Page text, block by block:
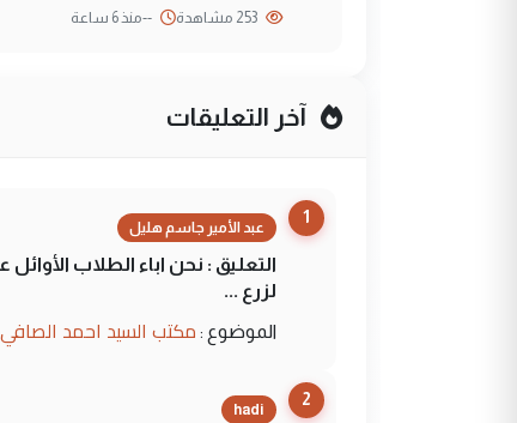
--منذ 6 ساعة
آخر التعليقات
1
عبد الأمير جاسم هليل
التعليق : نحن اباء الطلاب
لزرع ...
الموضوع : مكتب السيد احمد
2
hadi